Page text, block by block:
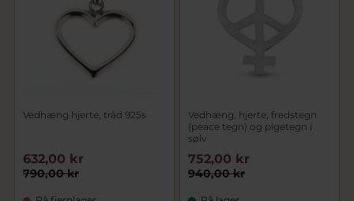
Vedhæng hjerte, tråd 925s
790,00 kr
632,00 kr
Vedhæng, hjerte, fredstegn
(peace tegn) og pigetegn i
sølv
940,00 kr
752,00 kr